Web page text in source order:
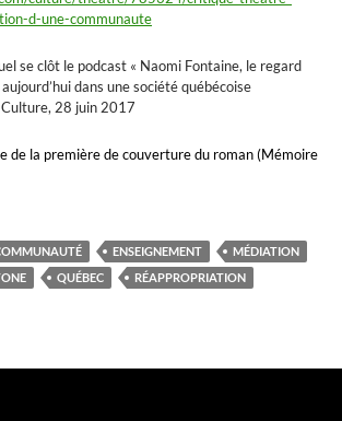
d-une-communaute
se clôt le podcast « Naomi Fontaine, le regard
dans une société québécoise
Culture, 28 juin 2017
de la première de couverture du roman (Mémoire
ENSEIGNEMENT
MÉDIATION
QUÉBEC
RÉAPPROPRIATION